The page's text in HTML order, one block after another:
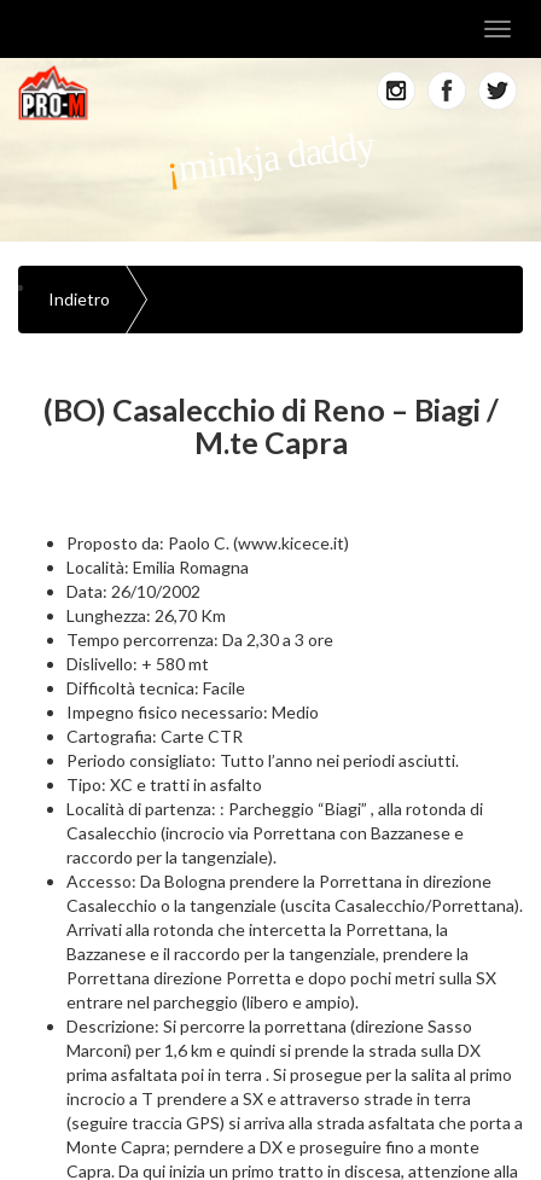
minkja daddy
Indietro
(BO) Casalecchio di Reno – Biagi /
M.te Capra
Proposto da: Paolo C. (www.kicece.it)
Località: Emilia Romagna
Data: 26/10/2002
Lunghezza: 26,70 Km
Tempo percorrenza: Da 2,30 a 3 ore
Dislivello: + 580 mt
Difficoltà tecnica: Facile
Impegno fisico necessario: Medio
Cartografia: Carte CTR
Periodo consigliato: Tutto l’anno nei periodi asciutti.
Tipo: XC e tratti in asfalto
Località di partenza: : Parcheggio “Biagi” , alla rotonda di
Casalecchio (incrocio via Porrettana con Bazzanese e
raccordo per la tangenziale).
Accesso: Da Bologna prendere la Porrettana in direzione
Casalecchio o la tangenziale (uscita Casalecchio/Porrettana).
Arrivati alla rotonda che intercetta la Porrettana, la
Bazzanese e il raccordo per la tangenziale, prendere la
Porrettana direzione Porretta e dopo pochi metri sulla SX
entrare nel parcheggio (libero e ampio).
Descrizione: Si percorre la porrettana (direzione Sasso
Marconi) per 1,6 km e quindi si prende la strada sulla DX
prima asfaltata poi in terra . Si prosegue per la salita al primo
incrocio a T prendere a SX e attraverso strade in terra
(seguire traccia GPS) si arriva alla strada asfaltata che porta a
Monte Capra; perndere a DX e proseguire fino a monte
Capra. Da qui inizia un primo tratto in discesa, attenzione alla